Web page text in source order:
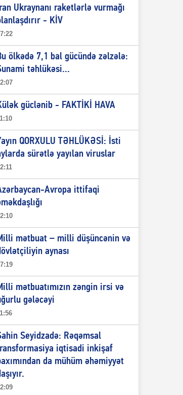
Ukraynanı raketlərlə vurmağı
- KİV
ölkədə 7,1 bal gücündə zəlzələ:
təhlükəsi...
güclənib - FAKTİKİ HAVA
QORXULU TƏHLÜKƏSİ: İsti
sürətlə yayılan viruslar
Avropa ittifaqi
mətbuat – milli düşüncənin və
aynası
mətbuatımızın zəngin irsi və
gələcəyi
Seyidzadə: Rəqəmsal
iqtisadi inkişaf
da mühüm əhəmiyyət